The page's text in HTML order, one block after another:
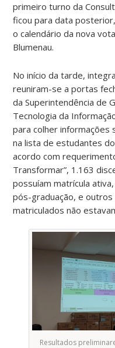
primeiro turno da
ficou para data
o calendário da nova
Blumenau.
No início da tarde,
reuniram-se a portas
da Superintendência de
Tecnologia da
para colher informações
na lista de estudantes
acordo com
Transformar”, 1.163
possuíam matrícula
pós-graduação, e
matriculados não
Resultados